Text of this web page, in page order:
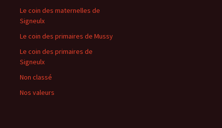
Le coin des maternelles de
Signeulx
Le coin des primaires de Mussy
Le coin des primaires de
Signeulx
Non classé
Nos valeurs